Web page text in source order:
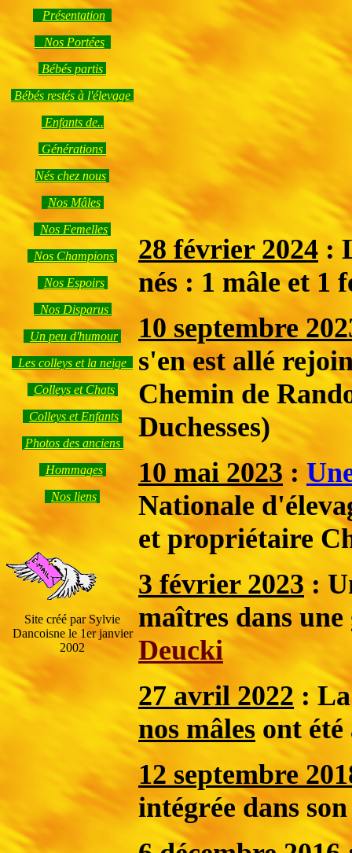
Présentation
Nos Portées
Bébés partis
Bébés restés à l'élevage
Enfants de..
Générations
Nés chez nous
Nos Mâles
Nos Femelles
Nos Champions
Nos Espoirs
Nos Disparus
Un peu d'humour
Les colleys et la neige
Colleys et Chats
Colleys et Enfants
Photos des anciens
Hommages
Nos liens
Site créé par Sylvie
Dancoisne le 1er janvier
2002
28 février 2024 :
nés : 1 mâle et 1
10 septembre
s'en est allé
Chemin de
Duchesses)
10 mai 2023 :
Nationale
et propriétaire
3 février 2023:
maîtres dans
Deucki
27 avril 2022 :
nos mâles ont été
12 septembre
intégrée dans